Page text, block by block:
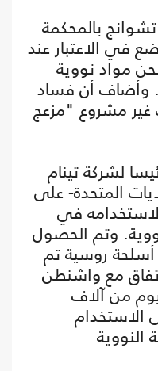
بالمحكمة
في الاعتبار عند
مواد نووية
وأضاف أن فساد
غير مشروع "مزعج
لشركة تينام
المتحدة- على
في
وتم الحصول
روسية تم
مع واشنطن
من آلاف
الاستخدام